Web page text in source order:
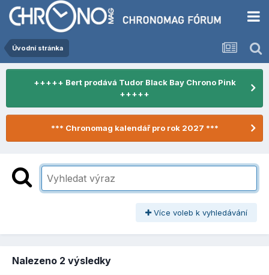
Úvodní stránka
+++++ Bert prodává Tudor Black Bay Chrono Pink
+++++
*** Chronomag kalendář pro rok 2027 ***
Více voleb k vyhledávání
Nalezeno 2 výsledky